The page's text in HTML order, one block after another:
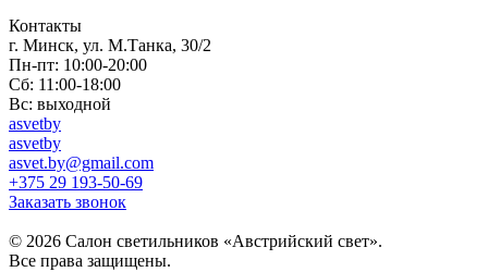
Контакты
г. Минск, ул. М.Танка, 30/2
Пн-пт: 10:00-20:00
Сб: 11:00-18:00
Вс: выходной
asvetby
asvetby
asvet.by@gmail.com
+375 29 193-50-69
Заказать звонок
© 2026 Салон светильников «Австрийский свет».
Все права защищены.